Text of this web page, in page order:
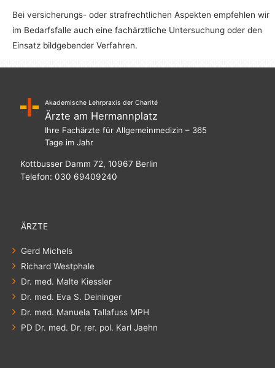
Bei versicherungs- oder strafrechtlichen Aspekten empfehlen wir
im Bedarfsfalle auch eine fachärztliche Untersuchung oder den
Einsatz bildgebender Verfahren.
Akademische Lehrpraxis der Charité
Ärzte am Hermannplatz
Ihre Fachärzte für Allgemeinmedizin – 365
Tage im Jahr
Kottbusser Damm 72, 10967 Berlin
Telefon: 030 69409240
ÄRZTE
Gerd Michels
Richard Westphale
Dr. med. Malte Kiessler
Dr. med. Eva S. Deininger
Dr. med. Manuela Tallafuss MPH
PD Dr. med. Dr. rer. pol. Karl Jaehn